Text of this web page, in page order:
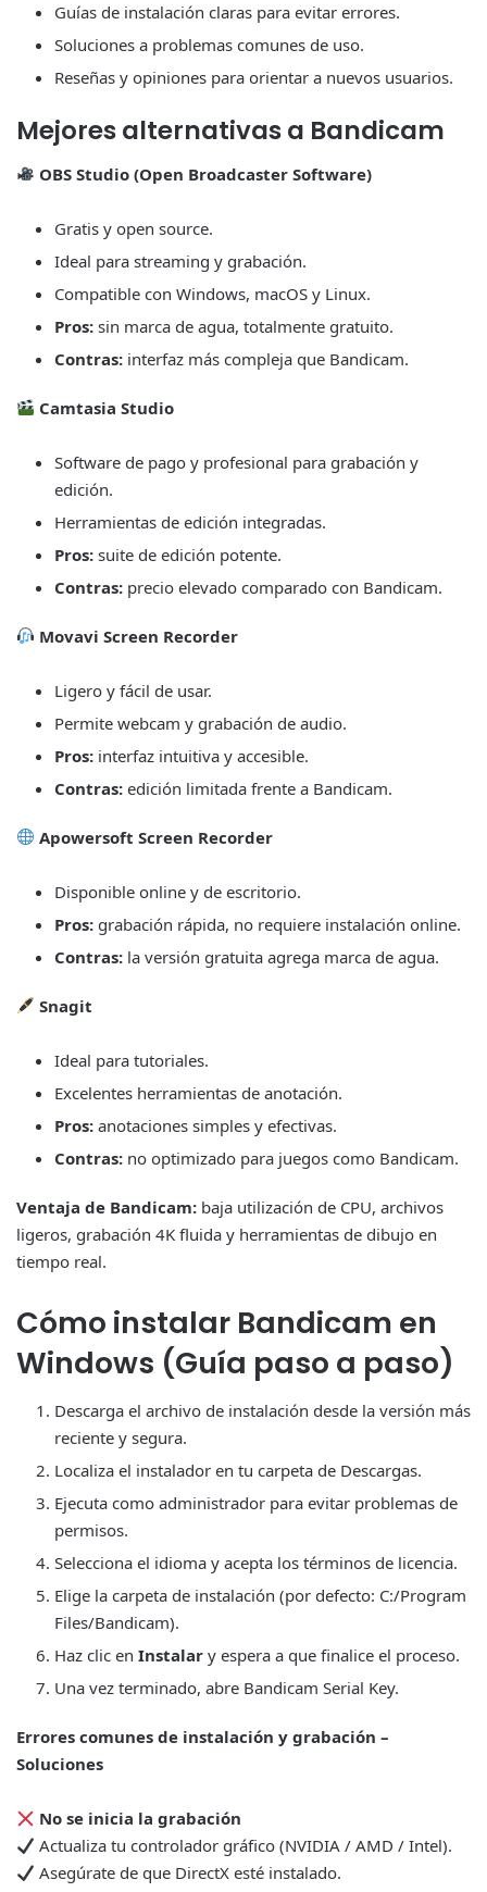
Guías de instalación claras para evitar errores.
Soluciones a problemas comunes de uso.
Reseñas y opiniones para orientar a nuevos usuarios.
Mejores alternativas a Bandicam
OBS Studio (Open Broadcaster Software)
Gratis y open source.
Ideal para streaming y grabación.
Compatible con Windows, macOS y Linux.
Pros: sin marca de agua, totalmente gratuito.
Contras: interfaz más compleja que Bandicam.
Camtasia Studio
Software de pago y profesional para grabación y
edición.
Herramientas de edición integradas.
Pros: suite de edición potente.
Contras: precio elevado comparado con Bandicam.
Movavi Screen Recorder
Ligero y fácil de usar.
Permite webcam y grabación de audio.
Pros: interfaz intuitiva y accesible.
Contras: edición limitada frente a Bandicam.
Apowersoft Screen Recorder
Disponible online y de escritorio.
Pros: grabación rápida, no requiere instalación online.
Contras: la versión gratuita agrega marca de agua.
Snagit
Ideal para tutoriales.
Excelentes herramientas de anotación.
Pros: anotaciones simples y efectivas.
Contras: no optimizado para juegos como Bandicam.
Ventaja de Bandicam: baja utilización de CPU, archivos
ligeros, grabación 4K fluida y herramientas de dibujo en
tiempo real.
Cómo instalar Bandicam en
Windows (Guía paso a paso)
Descarga el archivo de instalación desde la versión más
reciente y segura.
Localiza el instalador en tu carpeta de Descargas.
Ejecuta como administrador para evitar problemas de
permisos.
Selecciona el idioma y acepta los términos de licencia.
Elige la carpeta de instalación (por defecto: C:/Program
Files/Bandicam).
Haz clic en Instalar y espera a que finalice el proceso.
Una vez terminado, abre Bandicam Serial Key.
Errores comunes de instalación y grabación –
Soluciones
No se inicia la grabación
Actualiza tu controlador gráfico (NVIDIA / AMD / Intel).
Asegúrate de que DirectX esté instalado.